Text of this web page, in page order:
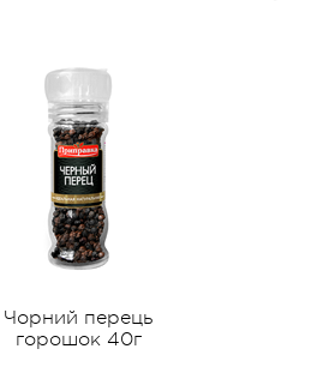
Чорний перець
горошок 40г